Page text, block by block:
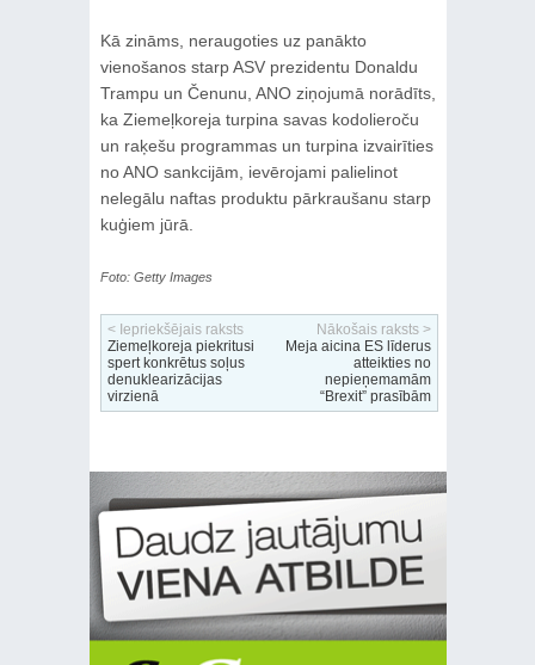
Kā zināms, neraugoties uz panākto
vienošanos starp ASV prezidentu Donaldu
Trampu un Čenunu, ANO ziņojumā norādīts,
ka Ziemeļkoreja turpina savas kodolieroču
un raķešu programmas un turpina izvairīties
no ANO sankcijām, ievērojami palielinot
nelegālu naftas produktu pārkraušanu starp
kuģiem jūrā.
Foto: Getty Images
< Iepriekšējais raksts
Ziemeļkoreja piekritusi
spert konkrētus soļus
denuklearizācijas
virzienā
Nākošais raksts >
Meja aicina ES līderus
atteikties no
nepieņemamām
“Brexit” prasībām